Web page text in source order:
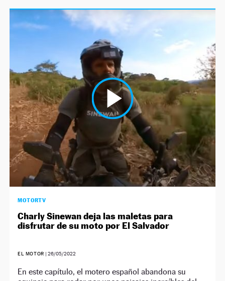
MOTORTV
Charly Sinewan deja las maletas para
disfrutar de su moto por El Salvador
EL MOTOR | 26/05/2022
En este capítulo, el motero español abandona su